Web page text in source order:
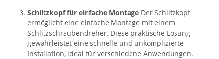
Schlitzkopf für einfache Montage Der Schlitzkopf
ermöglicht eine einfache Montage mit einem
Schlitzschraubendreher. Diese praktische Lösung
gewährleistet eine schnelle und unkomplizierte
Installation, ideal für verschiedene Anwendungen.